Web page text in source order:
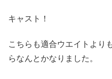
キャスト！
こちらも適合ウエイトより
らなんとかなりました。